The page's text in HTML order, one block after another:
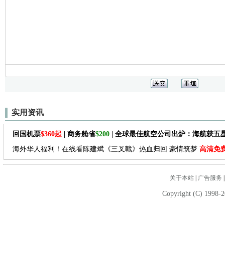
实用资讯
回国机票$360起 | 商务舱省$200 | 全球最佳航空公司出炉：海航获五
海外华人福利！在线看陈建斌《三叉戟》热血归回 豪情筑梦 高清免
关于本站| 广告服务
Copyright (C) 1998-